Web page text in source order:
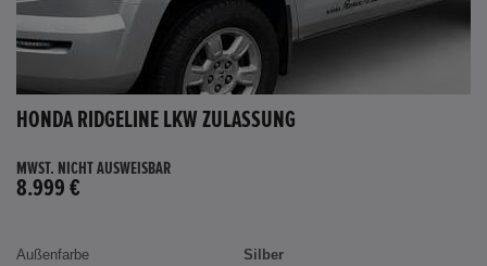
HONDA RIDGELINE LKW ZULASSUNG
MWST. NICHT AUSWEISBAR
8.999 €
Außenfarbe
Silber